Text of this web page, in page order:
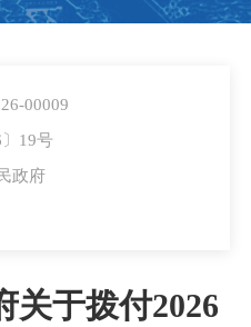
00009
19号
政府
关于拨付2026